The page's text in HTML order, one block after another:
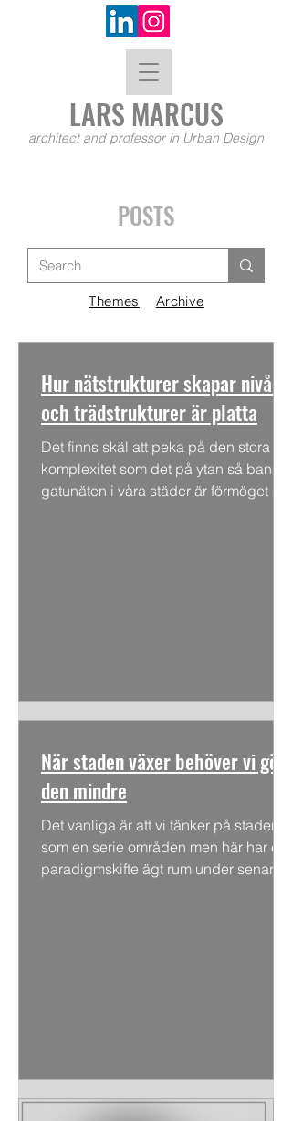
LARS MARCUS
architect and professor in Urban Design
POSTS
Themes Archive
Hur nätstrukturer skapar nivåer
och trädstrukturer är platta
Det finns skäl att peka på den stora
komplexitet som det på ytan så banala
gatunäten i våra städer är förmöget att
När staden växer behöver vi göra
den mindre
Det vanliga är att vi tänker på staden
som en serie områden men här har ett
paradigmskifte ägt rum under senare